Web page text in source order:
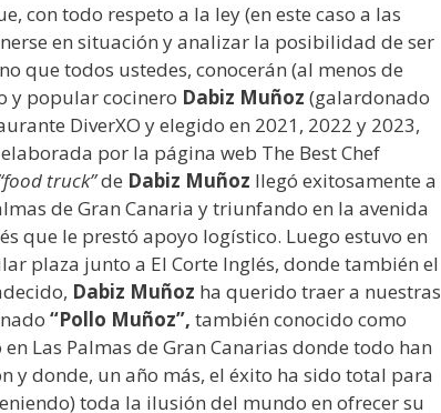
con todo respeto a la ley (en este caso a las
en situación y analizar la posibilidad de ser
que todos ustedes, conocerán (al menos de
y popular cocinero Dabiz Muñoz (galardonado
DiverXO y elegido en 2021, 2022 y 2023,
por la página web The Best Chef
truck”de Dabiz Muñoz llegó exitosamente a
de Gran Canaria y triunfando en la avenida
que le prestó apoyo logístico. Luego estuvo en
plaza junto a El Corte Inglés, donde también el
Dabiz Muñoz ha querido traer a nuestras
“Pollo Muñoz”, también conocido como
en Las Palmas de Gran Canarias donde todo han
y donde, un año más, el éxito ha sido total para
toda la ilusión del mundo en ofrecer su